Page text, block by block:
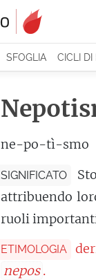
SFOGLIA CICLI DI
ne-po-tì-smo
SIGNIFICATO
attribuendo
ruoli
ETIMOLOGIA
nepos .